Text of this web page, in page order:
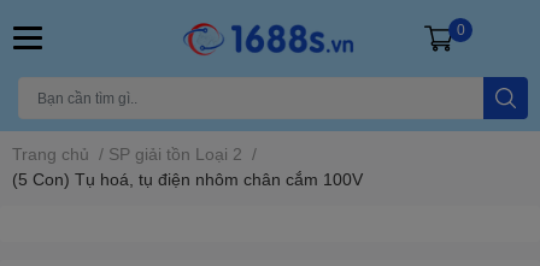
0
Trang chủ / SP giải tồn Loại 2 /
(5 Con) Tụ hoá, tụ điện nhôm chân cắm 100V